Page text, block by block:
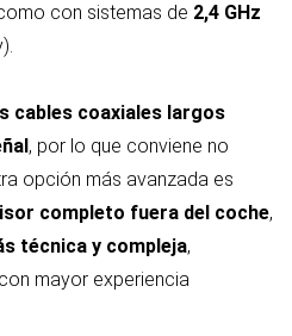
con sistemas de 2,4 GHz
cables coaxiales largos
, por lo que conviene no
opción más avanzada es
completo fuera del coche,
técnica y compleja,
mayor experiencia